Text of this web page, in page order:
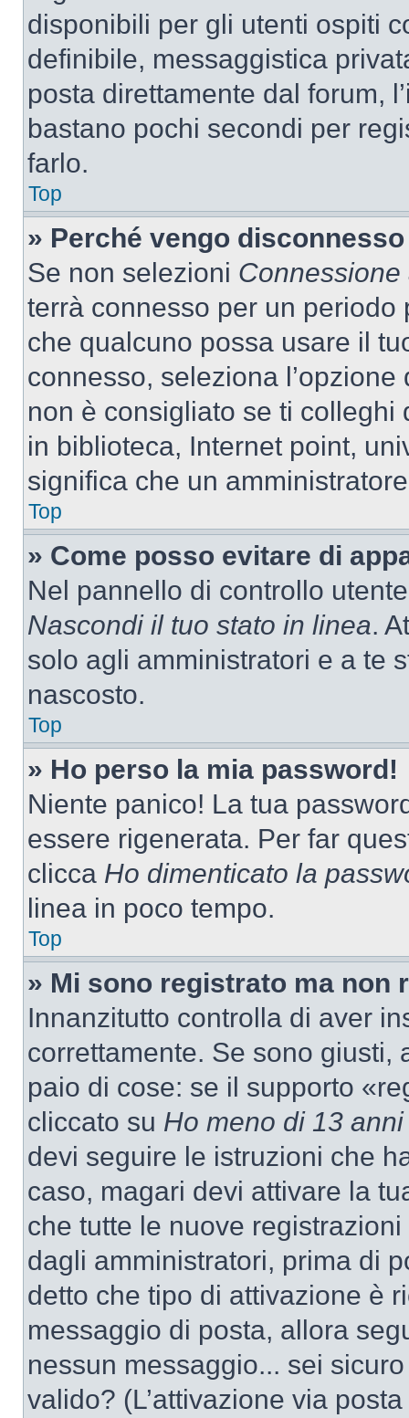
disponibili per gli utenti ospiti
definibile, messaggistica
posta direttamente dal forum,
bastano pochi secondi per
farlo.
Top
» Perché vengo
Se non selezioni
terrà connesso per un
che qualcuno possa usare il
connesso, seleziona
non è consigliato se ti
in biblioteca, Internet point,
significa che un
Top
» Come posso evitare di
Nel pannello di controllo
Nascondi il tuo stato in linea.
solo agli amministratori e a te
nascosto.
Top
» Ho perso la mia password!
Niente panico! La tua
essere rigenerata. Per far
clicca Ho dimenticato la
linea in poco tempo.
Top
» Mi sono registrato ma non
Innanzitutto controlla di aver
correttamente. Se sono giusti,
paio di cose: se il supporto
cliccato su Ho meno di 13 anni
devi seguire le istruzioni che
caso, magari devi attivare la
che tutte le nuove
dagli amministratori, prima di
detto che tipo di attivazione è
messaggio di posta, allora
nessun messaggio... sei
valido? (L’attivazione via